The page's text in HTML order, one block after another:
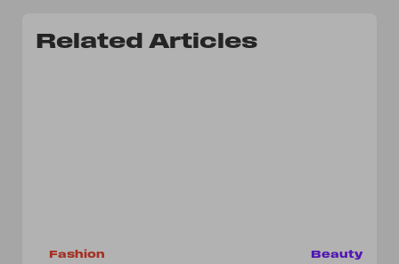
Related Articles
Fashion Beauty